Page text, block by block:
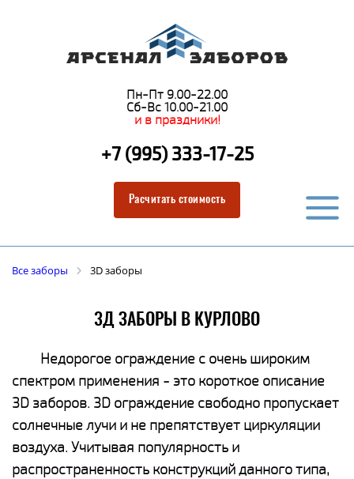
Пн-Пт 9.00-22.00
Сб-Вс 10.00-21.00
и в праздники!
+7 (995) 333-17-25
Расчитать стоимость
Все заборы 3D заборы
3Д ЗАБОРЫ В КУРЛОВО
Недорогое ограждение с очень широким
спектром применения - это короткое описание
3D заборов. 3D ограждение свободно пропускает
солнечные лучи и не препятствует циркуляции
воздуха. Учитывая популярность и
распространенность конструкций данного типа,